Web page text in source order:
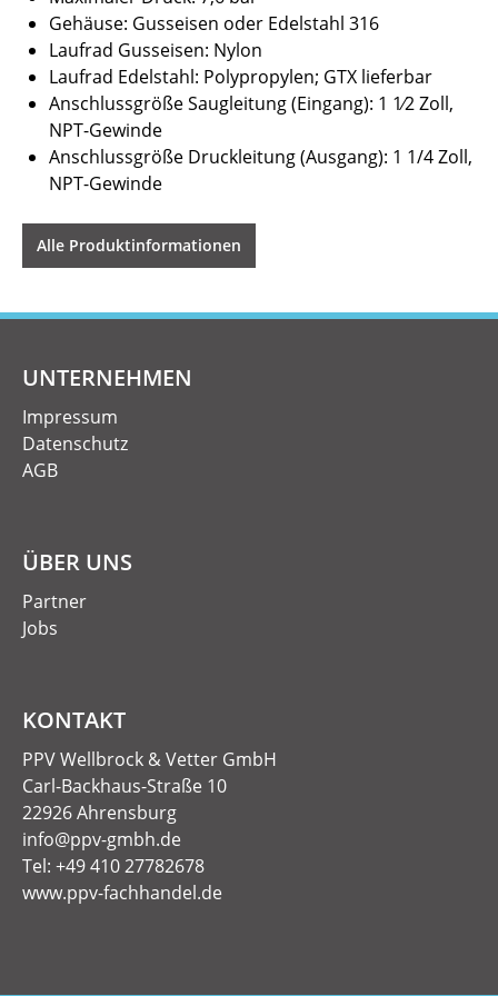
Gehäuse: Gusseisen oder Edelstahl 316
Laufrad Gusseisen: Nylon
Laufrad Edelstahl: Polypropylen; GTX lieferbar
Anschlussgröße Saugleitung (Eingang): 1 1⁄2 Zoll,
NPT-Gewinde
Anschlussgröße Druckleitung (Ausgang): 1 1/4 Zoll,
NPT-Gewinde
Alle Produktinformationen
UNTERNEHMEN
Impressum
Datenschutz
AGB
ÜBER UNS
Partner
Jobs
KONTAKT
PPV Wellbrock & Vetter GmbH
Carl-Backhaus-Straße 10
22926 Ahrensburg
info@ppv-gmbh.de
Tel: +49 410 27782678
www.ppv-fachhandel.de